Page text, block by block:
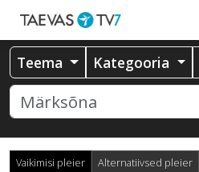
Teema Kategooria
Vaikimisi pleier Alternatiivsed pleier